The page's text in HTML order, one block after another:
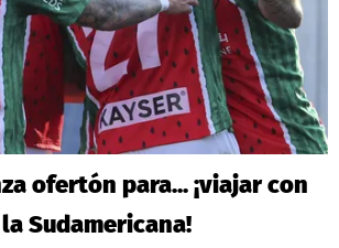
ofertón para... ¡viajar con
Sudamericana!